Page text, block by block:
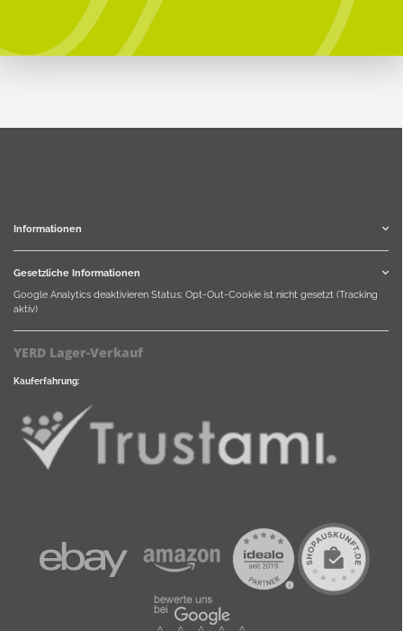
Informationen
Gesetzliche Informationen
Google Analytics deaktivieren Status: Opt-Out-Cookie ist nicht gesetzt (Tracking
aktiv)
YERD Lager-Verkauf
Kauferfahrung: